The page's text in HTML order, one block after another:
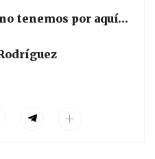
tenemos por aquí…